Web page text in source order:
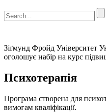
Зіґмунд Фройд Університет
оголошує набір на курс
Психотерапія
Програма створена для
вимогам кваліфікації.